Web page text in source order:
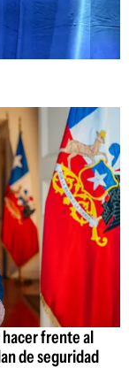
frente al
de seguridad